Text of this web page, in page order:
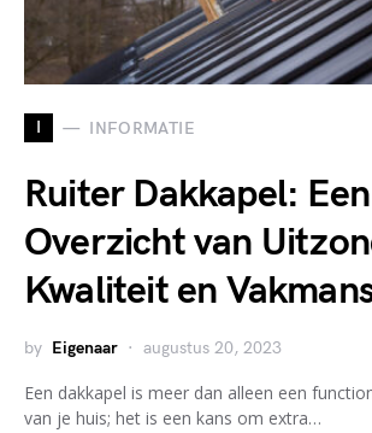
I INFORMATIE
Ruiter Dakkapel: Een
Overzicht van
Kwaliteit en
by Eigenaar augustus 20, 2023
Een dakkapel is meer dan alleen een
van je huis; het is een kans om extra…